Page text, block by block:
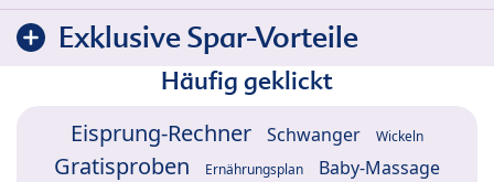
Exklusive Spar-Vorteile
Häufig geklickt
Eisprung-Rechner Schwanger Wickeln
Gratisproben Ernährungsplan Baby-Massage